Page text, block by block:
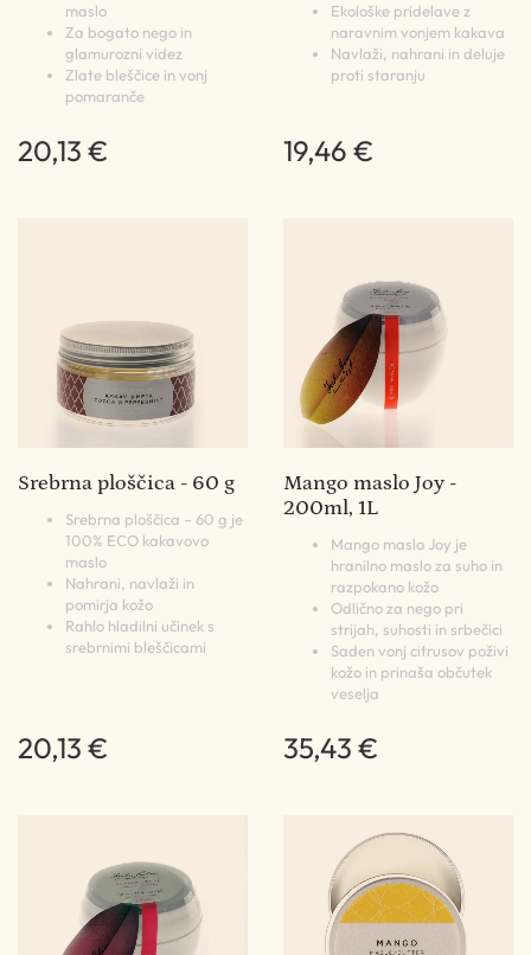
maslo
Za bogato nego in
glamurozni videz
Zlate bleščice in vonj
pomaranče
20,13 €
Ekološke pridelave z
naravnim vonjem kakava
Navlaži, nahrani in deluje
proti staranju
19,46 €
Srebrna ploščica - 60 g
Srebrna ploščica – 60 g je
100% ECO kakavovo
maslo
Nahrani, navlaži in
pomirja kožo
Rahlo hladilni učinek s
srebrnimi bleščicami
20,13 €
Mango maslo Joy -
200ml, 1L
Mango maslo Joy je
hranilno maslo za suho in
razpokano kožo
Odlično za nego pri
strijah, suhosti in srbečici
Saden vonj citrusov poživi
kožo in prinaša občutek
veselja
35,43 €